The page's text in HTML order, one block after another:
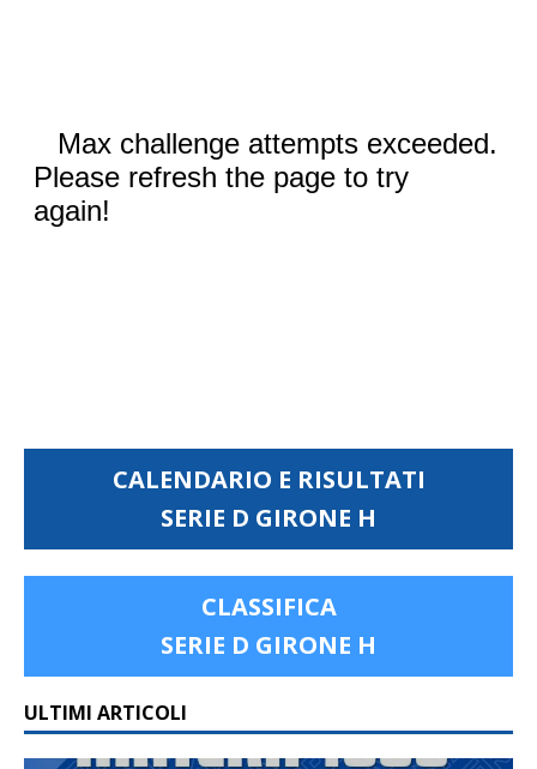
CALENDARIO E RISULTATI
SERIE D GIRONE H
CLASSIFICA
SERIE D GIRONE H
ULTIMI ARTICOLI